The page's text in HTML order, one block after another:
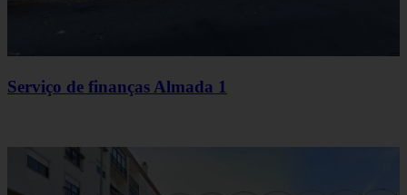
Serviço de finanças Almada 1